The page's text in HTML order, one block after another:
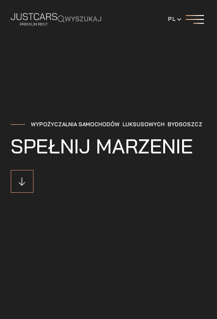
WYSZUKAJ PL
WYPOŻYCZALNIA SAMOCHODÓW LUKSUSOWYCH BYDGOSZCZ
SPEŁNIJ MARZENIE